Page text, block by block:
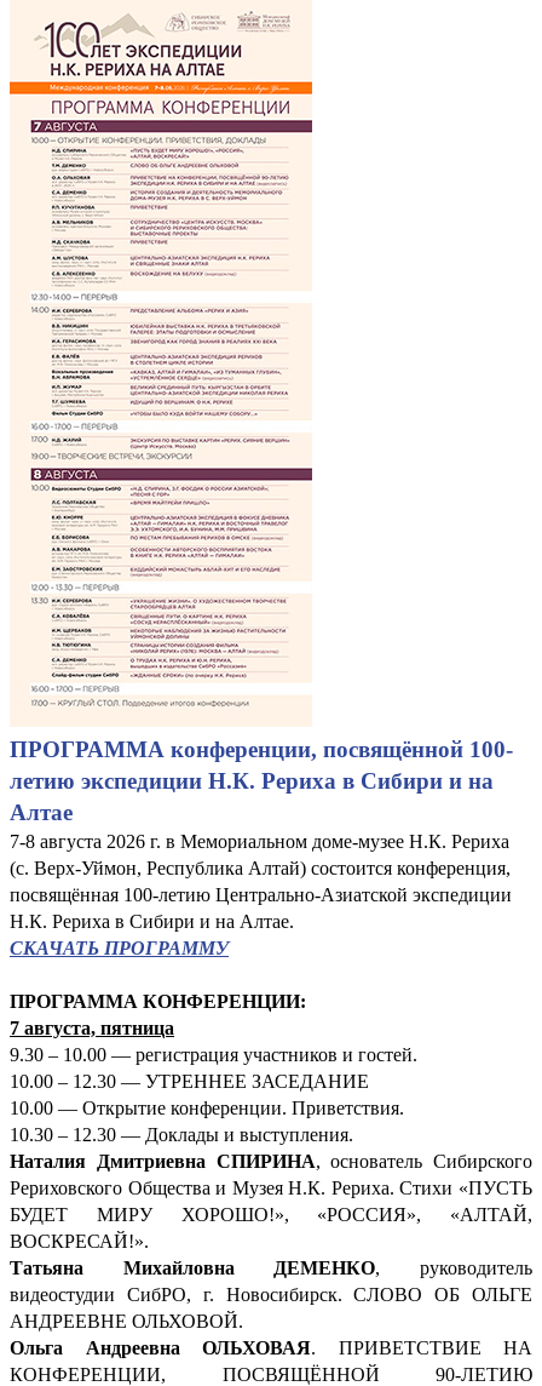
ПРОГРАММА конференции, посвящённой 100-
летию экспедиции Н.К. Рериха в Сибири и на
Алтае
7-8 августа 2026 г. в Мемориальном доме-музее Н.К. Рериха
(с. Верх-Уймон, Республика Алтай) состоится конференция,
посвящённая 100-летию Центрально-Азиатской экспедиции
Н.К. Рериха в Сибири и на Алтае.
СКАЧАТЬ ПРОГРАММУ
ПРОГРАММА КОНФЕРЕНЦИИ:
7 августа, пятница
9.30 – 10.00 — регистрация участников и гостей.
10.00 – 12.30 — УТРЕННЕЕ ЗАСЕДАНИЕ
10.00 — Открытие конференции. Приветствия.
10.30 – 12.30 — Доклады и выступления.
Наталия Дмитриевна СПИРИНА, основатель Сибирского
Рериховского Общества и Музея Н.К. Рериха. Стихи «ПУСТЬ
БУДЕТ МИРУ ХОРОШО!», «РОССИЯ», «АЛТАЙ,
ВОСКРЕСАЙ!».
Татьяна Михайловна ДЕМЕНКО, руководитель
видеостудии СибРО, г. Новосибирск. СЛОВО ОБ ОЛЬГЕ
АНДРЕЕВНЕ ОЛЬХОВОЙ.
Ольга Андреевна ОЛЬХОВАЯ. ПРИВЕТСТВИЕ НА
КОНФЕРЕНЦИИ, ПОСВЯЩЁННОЙ 90-ЛЕТИЮ